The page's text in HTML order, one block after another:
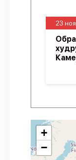
23
+
−